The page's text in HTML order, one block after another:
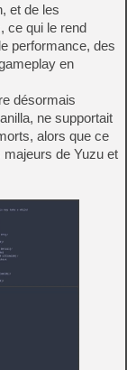
et de les
ce qui le rend
performance, des
en
désormais
ne supportait
alors que ce
de Yuzu et